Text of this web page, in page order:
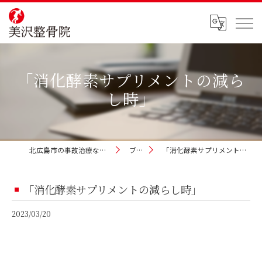
「消化酵素サプリメントの減ら
し時」
北広島市の事故治療なら美沢整骨院 ブログ 「消化酵素サプリメントの減らし時」
「消化酵素サプリメントの減らし時」
2023/03/20